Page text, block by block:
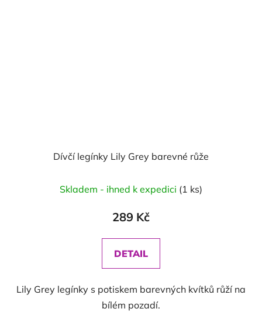
Dívčí legínky Lily Grey barevné růže
Skladem - ihned k expedici (1 ks)
289 Kč
DETAIL
Lily Grey legínky s potiskem barevných kvítků růží na
bílém pozadí.